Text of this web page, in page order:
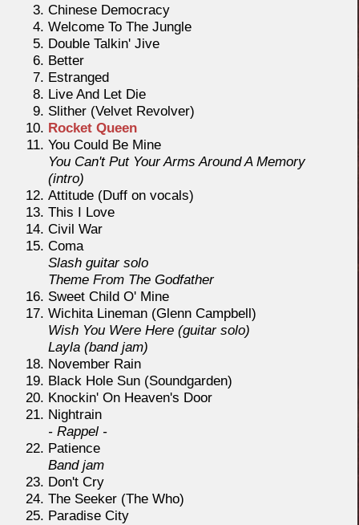
Chinese Democracy
Welcome To The Jungle
Double Talkin' Jive
Better
Estranged
Live And Let Die
Slither (Velvet Revolver)
Rocket Queen
You Could Be Mine
You Can't Put Your Arms Around A Memory
(intro)
Attitude (Duff on vocals)
This I Love
Civil War
Coma
Slash guitar solo
Theme From The Godfather
Sweet Child O' Mine
Wichita Lineman (Glenn Campbell)
Wish You Were Here (guitar solo)
Layla (band jam)
November Rain
Black Hole Sun (Soundgarden)
Knockin' On Heaven's Door
Nightrain
- Rappel -
Patience
Band jam
Don't Cry
The Seeker (The Who)
Paradise City